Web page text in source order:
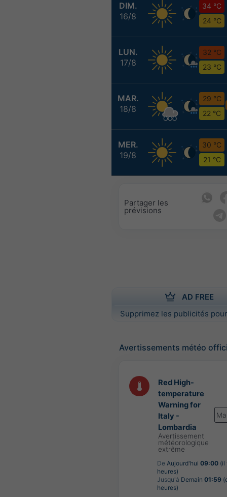
DIM.
16/8
34 °C
24 °C
LUN.
17/8
32 °C
23 °C
MAR.
18/8
29 °C
22 °C
MER.
19/8
30 °C
21 °C
Partager les
prévisions
AD FREE
Supprimez les publicités
Avertissements météo
Red High-
temperature
Warning for
Italy -
Lombardia
Avertissement
météorologique
extrême
De Aujourd'hui 09:00 (il
heures)
Jusqu'à Demain 01:59
heures)